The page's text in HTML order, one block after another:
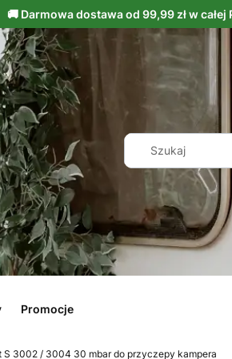
Promocje
S 3002 / 3004 30 mbar do przyczepy kampera